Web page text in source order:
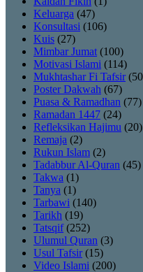
Keluarga (47)
Konsultasi (106)
Kuis (27)
Mimbar Jumat (100)
Motivasi Islami (114)
Mukhtashar Fi Tafsir
Poster Dakwah (67)
Puasa & Ramadhan (77)
Ramadan 1447 (24)
Refleksikan Hajimu (20)
Remaja (2)
Rukun Islam (2)
Tadabbur Al-Quran (45)
Takwa (1)
Tanya (1)
Tarbawi (140)
Tarikh (19)
Tatsqif(252)
Ulumul Quran (3)
Usul Tafsir (15)
Video Islami (200)